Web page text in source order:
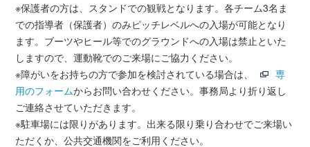
※保護者の方は、スタンドでの観戦となります。各チーム3名ま
での指導者（保護者）のみピッチレベルへの入場が可能となり
ます。ブーツやヒール等でのグラウンドへの入場は禁止といた
しますので、運動靴でのご来場にご協力ください。
※障がいをお持ちの方で参加を検討されている場合は、
専
用のフォームからお問い合わせください。事務局より折り返し
ご連絡させていただきます。
※駐車場には限りがあります。出来る限り乗り合わせでご来場い
ただくか、公共交通機関をご利用ください。